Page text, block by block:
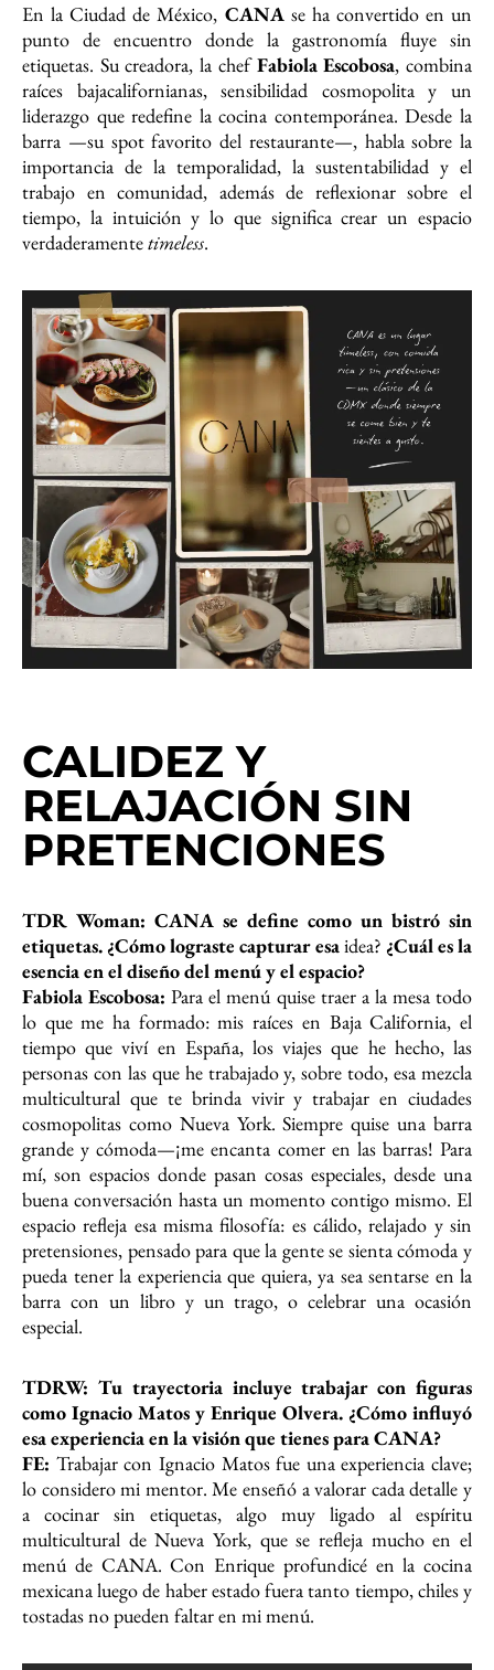
En la Ciudad de México, CANAse ha convertido en un
punto de encuentro donde la gastronomía fluye sin
etiquetas. Su creadora, la chefFabiola Escobosa, combina
raíces bajacalifornianas, sensibilidad cosmopolita y un
liderazgo que redefine la cocina contemporánea. Desde la
barra —su spot favorito del restaurante—, habla sobre la
importancia de la temporalidad, la sustentabilidad y el
trabajo en comunidad, además de reflexionar sobre el
tiempo, la intuición y lo que significa crear un espacio
verdaderamentetimeless.
CALIDEZ Y
RELAJACIÓN SIN
PRETENCIONES
TDR Woman: CANA se define como un bistró sin
etiquetas. ¿Cómo lograste capturar esa idea? ¿Cuál es la
esencia en el diseño del menú y el espacio?
Fabiola Escobosa: Para el menú quise traer a la mesa todo
lo que me ha formado: mis raíces en Baja California, el
tiempo que viví en España, los viajes que he hecho, las
personas con las que he trabajado y, sobre todo, esa mezcla
multicultural que te brinda vivir y trabajar en ciudades
cosmopolitas como Nueva York. Siempre quise una barra
grande y cómoda—¡me encanta comer en las barras! Para
mí, son espacios donde pasan cosas especiales, desde una
buena conversación hasta un momento contigo mismo. El
espacio refleja esa misma filosofía: es cálido, relajado y sin
pretensiones, pensado para que la gente se sienta cómoda y
pueda tener la experiencia que quiera, ya sea sentarse en la
barra con un libro y un trago, o celebrar una ocasión
especial.
TDRW: Tu trayectoria incluye trabajar con figuras
como Ignacio Matos y Enrique Olvera. ¿Cómo influyó
esa experiencia en la visión que tienes para CANA?
FE: Trabajar con Ignacio Matos fue una experiencia clave;
lo considero mi mentor. Me enseñó a valorar cada detalle y
a cocinar sin etiquetas, algo muy ligado al espíritu
multicultural de Nueva York, que se refleja mucho en el
menú de CANA. Con Enrique profundicé en la cocina
mexicana luego de haber estado fuera tanto tiempo, chiles y
tostadas no pueden faltar en mi menú.